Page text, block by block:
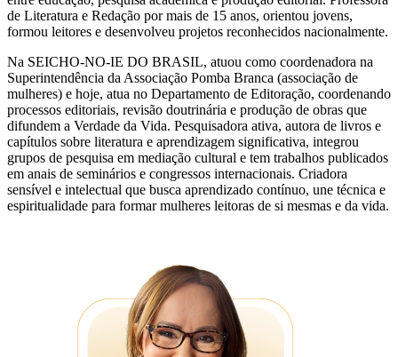
de Literatura e Redação por mais de 15 anos, orientou jovens,
formou leitores e desenvolveu projetos reconhecidos nacionalmente.
Na SEICHO-NO-IE DO BRASIL, atuou como coordenadora na
Superintendência da Associação Pomba Branca (associação de
mulheres) e hoje, atua no Departamento de Editoração, coordenando
processos editoriais, revisão doutrinária e produção de obras que
difundem a Verdade da Vida. Pesquisadora ativa, autora de livros e
capítulos sobre literatura e aprendizagem significativa, integrou
grupos de pesquisa em mediação cultural e tem trabalhos publicados
em anais de seminários e congressos internacionais. Criadora
sensível e intelectual que busca aprendizado contínuo, une técnica e
espiritualidade para formar mulheres leitoras de si mesmas e da vida.